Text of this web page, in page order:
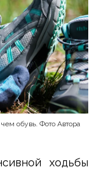
обувь. Фото Автора
ходьбы